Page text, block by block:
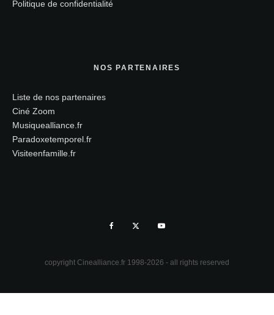
Politique de confidentialité
NOS PARTENAIRES
Liste de nos partenaires
Ciné Zoom
Musiquealliance.fr
Paradoxetemporel.fr
Visiteenfamille.fr
copyright Cinealliance.fr 1998-2026 - all rights reserved